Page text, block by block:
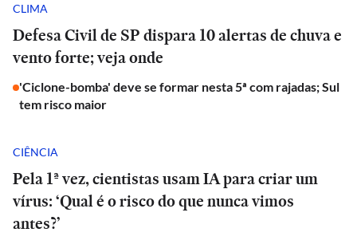
CLIMA
Defesa Civil de SP dispara 10 alertas de chuva e
vento forte; veja onde
'Ciclone-bomba' deve se formar nesta 5ª com rajadas; Sul
tem risco maior
CIÊNCIA
Pela 1ª vez, cientistas usam IA para criar um
vírus: ‘Qual é o risco do que nunca vimos
antes?’